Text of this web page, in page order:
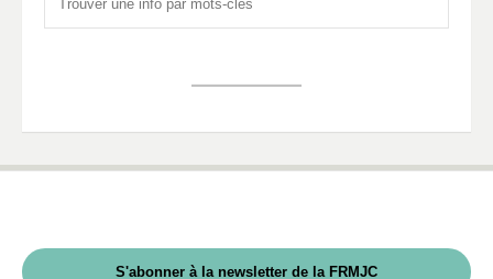
S'abonner à la newsletter de la FRMJC